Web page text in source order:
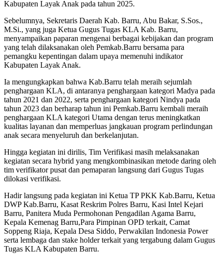
Kabupaten Layak Anak pada tahun 2025.
Sebelumnya, Sekretaris Daerah Kab. Barru, Abu Bakar, S.Sos.,
M.Si., yang juga Ketua Gugus Tugas KLA Kab. Barru,
menyampaikan paparan mengenai berbagai kebijakan dan program
yang telah dilaksanakan oleh Pemkab.Barru bersama para
pemangku kepentingan dalam upaya memenuhi indikator
Kabupaten Layak Anak.
Ia mengungkapkan bahwa Kab.Barru telah meraih sejumlah
penghargaan KLA, di antaranya penghargaan kategori Madya pada
tahun 2021 dan 2022, serta penghargaan kategori Nindya pada
tahun 2023 dan berharap tahun ini Pemkab.Barru kembali meraih
penghargaan KLA kategori Utama dengan terus meningkatkan
kualitas layanan dan memperluas jangkauan program perlindungan
anak secara menyeluruh dan berkelanjutan.
Hingga kegiatan ini dirilis, Tim Verifikasi masih melaksanakan
kegiatan secara hybrid yang mengkombinasikan metode daring oleh
tim verifikator pusat dan pemaparan langsung dari Gugus Tugas
dilokasi verifikasi.
Hadir langsung pada kegiatan ini Ketua TP PKK Kab.Barru, Ketua
DWP Kab.Barru, Kasat Reskrim Polres Barru, Kasi Intel Kejari
Barru, Panitera Muda Permohonan Pengadilan Agama Barru,
Kepala Kemenag Barru,Para Pimpinan OPD terkait, Camat
Soppeng Riaja, Kepala Desa Siddo, Perwakilan Indonesia Power
serta lembaga dan stake holder terkait yang tergabung dalam Gugus
Tugas KLA Kabupaten Barru.